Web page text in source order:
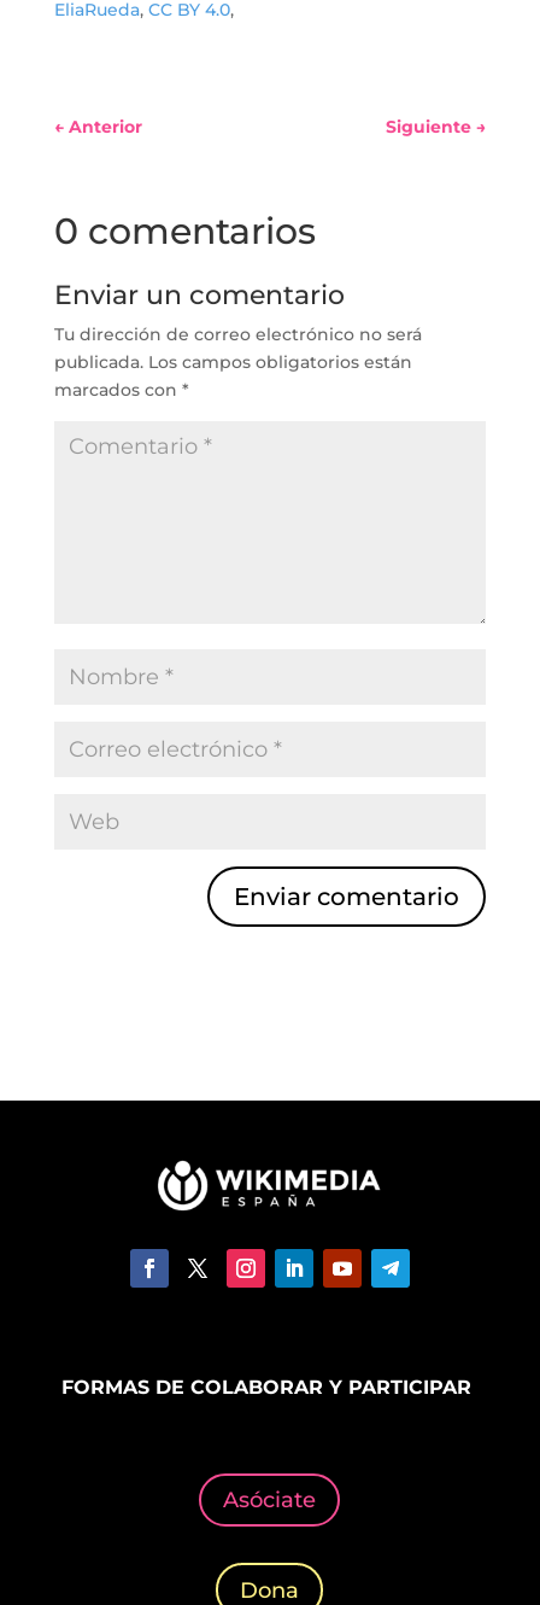
EliaRueda, CC BY 4.0,
← Anterior Siguiente →
0 comentarios
Enviar un comentario
Tu dirección de correo electrónico no será
publicada. Los campos obligatorios están
marcados con *
Enviar comentario
FORMAS DE COLABORAR Y PARTICIPAR
Asóciate
Dona